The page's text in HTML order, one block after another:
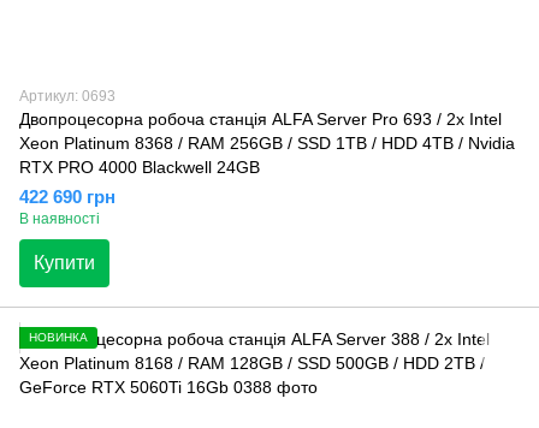
Артикул: 0693
Двопроцесорна робоча станція ALFA Server Pro 693 / 2x Intel
Xeon Platinum 8368 / RAM 256GB / SSD 1TB / HDD 4TB / Nvidia
RTX PRO 4000 Blackwell 24GB
422 690 грн
В наявності
Купити
НОВИНКА